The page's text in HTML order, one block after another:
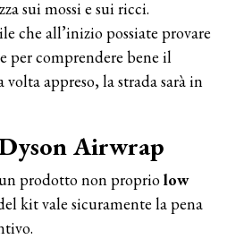
sui mossi e sui ricci.
che all’inizio possiate provare
per comprendere bene il
appreso, la strada sarà in
Airwrap
prodotto non propriolow
kit vale sicuramente la pena
di look firmati
Cinema di Roma
doppia
sua innovativa ed
di prodotti